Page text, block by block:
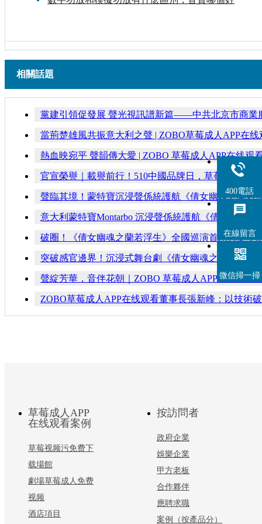
相關話題
黨建引領促發展 聲光視訊譜新篇——中共北京市商業
當荊楚雄風共振意大利之聲 | ZOBO草莓成人APP在
熱血映宛平 聲韻傳大愛 | ZOBO 草莓成人APP在线观
官宣榮譽｜載譽前行！510中國品牌日，草莓成人
聲臨其境！蒙特寶沉浸聲係統護航《倩女幽魂之蘭若
意大利蒙特寶Montarbo 沉浸聲係統護航《倩女幽魂
破圈！《倩女幽魂之蘭若浮生》全國巡演首站告捷，
突破感官邊界！沉浸式舞台劇《倩女幽魂之蘭若浮生
聲綻芳華，音伴花朝｜ZOBO 草莓成人APP在线观看
ZOBO草莓成人APP在线观看董事長張新峰：以技術
草莓成人APP
在线观看案例
草莓视频污免费下
载場館
劇場草莓成人免费
视频
酒店項目
按訪問者
政府企業
娛樂企業
甲方老板
合作夥伴
應聘求職
案例（按產品分）
400電話
在線留言
微信掃一掃